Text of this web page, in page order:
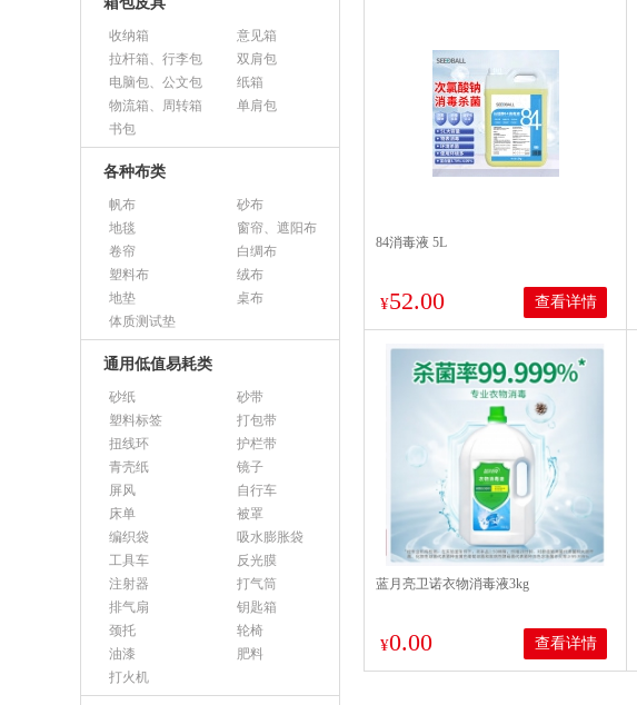
收纳箱
意见箱
拉杆箱、行李包
双肩包
电脑包、公文包
纸箱
物流箱、周转箱
单肩包
书包
各种布类
帆布
砂布
地毯
窗帘、遮阳布
卷帘
白绸布
塑料布
绒布
地垫
桌布
体质测试垫
通用低值易耗类
砂纸
砂带
塑料标签
打包带
扭线环
护栏带
青壳纸
镜子
屏风
自行车
床单
被罩
编织袋
吸水膨胀袋
工具车
反光膜
注射器
打气筒
排气扇
钥匙箱
颈托
轮椅
油漆
肥料
打火机
84消毒液 5L
¥52.00 查看详情
蓝月亮卫诺衣物消毒液3kg
¥0.00 查看详情